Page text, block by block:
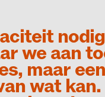
we aan
maar een
wat